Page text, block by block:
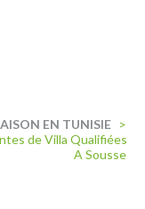
EN TUNISIE >
de Villa Qualifiées
A Sousse